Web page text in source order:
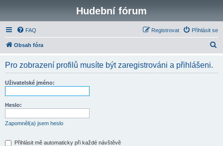
Hudební fórum
FAQ Přihlásit se
Registrovat
Obsah fóra
Pro zobrazení profilů musíte být zaregistrováni a přihlášeni.
Uživatelské jméno:
Heslo:
Zapomněl(a) jsem heslo
Přihlásit mě automaticky při každé návštěvě